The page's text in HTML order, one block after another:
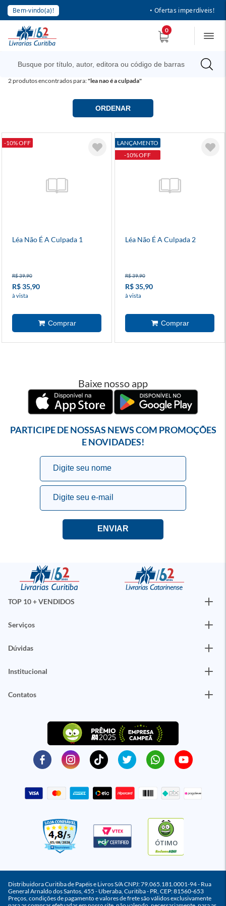
Bem-vindo(a)! • Ofertas imperdíveis!
0
2produtos encontrados para:"lea nao é a culpada"
ORDENAR
-10% OFF
Léa Não É A Culpada 1
R$ 39,90
R$ 35,90
à vista
LANÇAMENTO
-10% OFF
Léa Não É A Culpada 2
R$ 39,90
R$ 35,90
à vista
Baixe nosso app
PARTICIPE DE NOSSAS NEWS COM PROMOÇÕES
E NOVIDADES!
TOP 10 + VENDIDOS
Serviços
Dúvidas
Institucional
Contatos
ÓTIMO
Distribuidora Curitiba de Papéis e Livros S/A CNPJ: 79.065.181.0001-94 - Rua
General Arnaldo dos Santos, 455 - Uberaba, Curitiba - PR, CEP: 81560-653
Preços, condições de pagamento e valores de frete são válidos exclusivamente